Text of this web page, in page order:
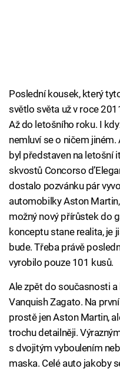
Poslední kousek, který
světlo světa už v roce
Až do letošního roku. I
nemluví se o ničem
byl představen na letošní
skvostů Concorso
dostalo pozvánku pár
automobilky Aston
možný nový přírůstek do
konceptu stane realita, je
bude. Třeba právě
vyrobilo pouze 101 kusů.
Ale zpět do současnosti
Vanquish Zagato. Na
prostě jen Aston Martin,
trochu detailněji.
s dvojitým vyboulením
maska. Celé auto jakoby